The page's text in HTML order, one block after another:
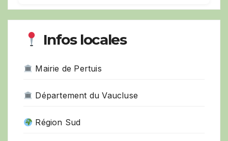
Infos locales
Mairie de Pertuis
Département du Vaucluse
Région Sud